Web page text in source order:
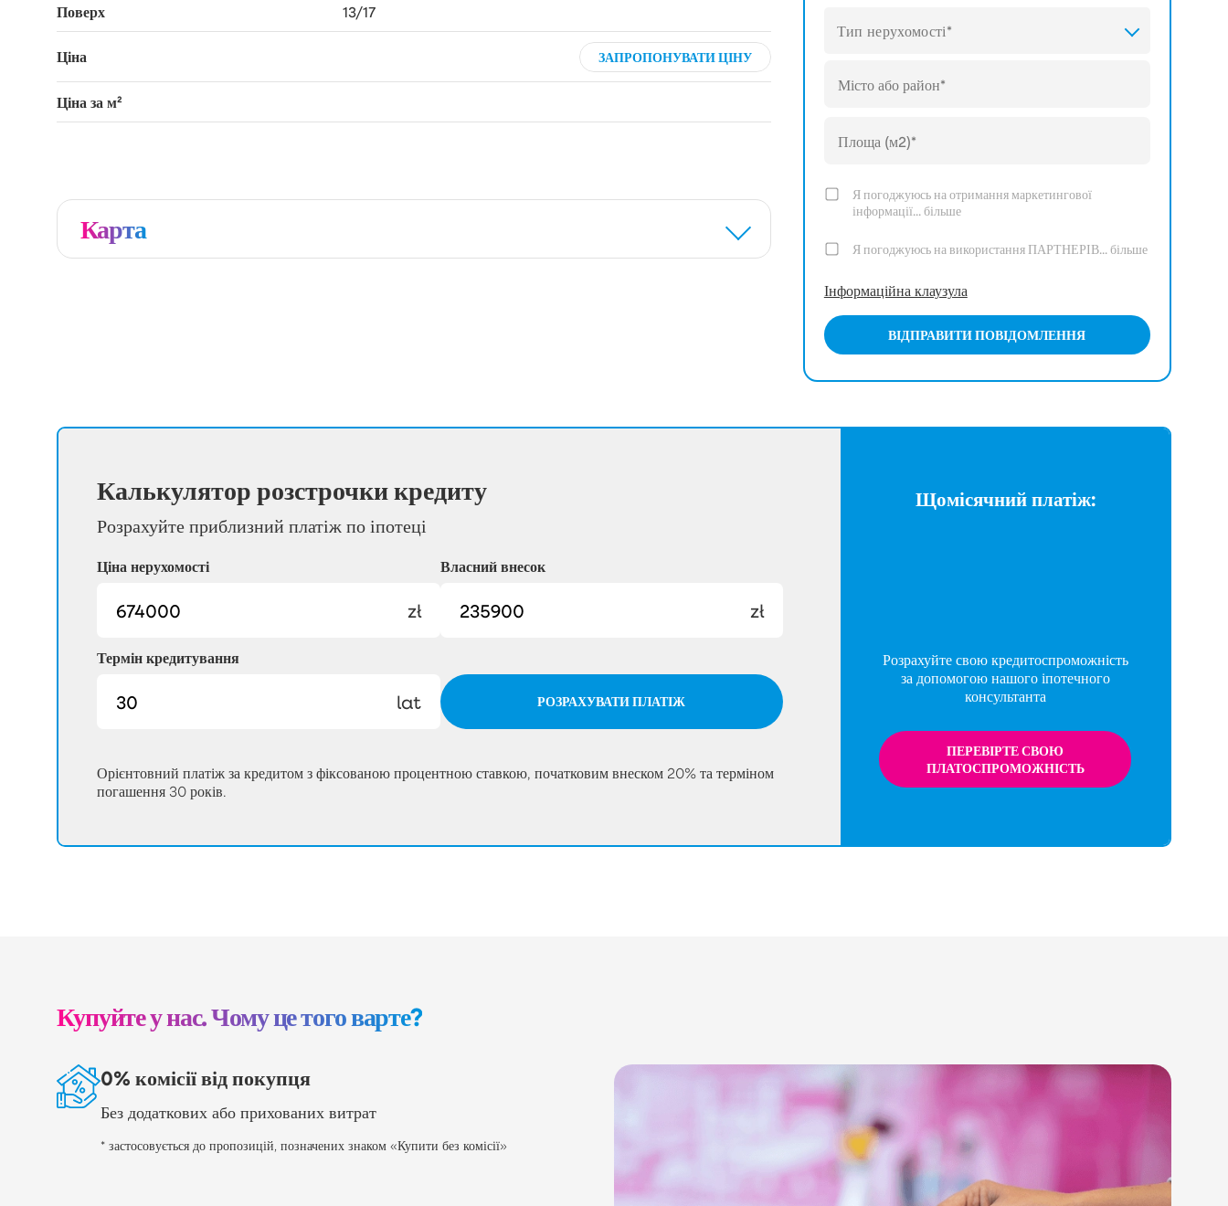
Поверх 13/17
Ціна ЗАПРОПОНУВАТИ ЦІНУ
Ціна за м²
Карта
Тип нерухомості*
Я погоджуюсь на отримання маркетингової
інформації...більше
Я погоджуюсь на використання ПАРТНЕРІВ...більше
Інформаційна клаузула
ВІДПРАВИТИ ПОВІДОМЛЕННЯ
Калькулятор розстрочки кредиту
Розрахуйте приблизний платіж по іпотеці
Ціна нерухомості
zł
Власний внесок
zł
Термін кредитування
lat РОЗРАХУВАТИ ПЛАТІЖ
Орієнтовний платіж за кредитом з фіксованою процентною ставкою, початковим внеском 20% та терміном
погашення 30 років.
Щомісячний платіж:
Розрахуйте свою кредитоспроможність
за допомогою нашого іпотечного
консультанта
ПЕРЕВІРТЕ СВОЮ
ПЛАТОСПРОМОЖНІСТЬ
Купуйте у нас. Чому це того варте?
0% комісії від покупця
Без додаткових або прихованих витрат
* застосовується до пропозицій, позначених знаком «Купити без комісії»